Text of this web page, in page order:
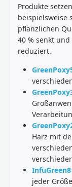
Produkte
beispielsweise
pflanzlichen
40 % senkt
reduziert.
Harz mit
jeder